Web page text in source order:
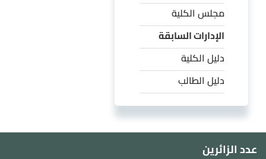
مجلس الكلية
الإدارات السابقة
دليل الكلية
دليل الطالب
عدد الزائرين